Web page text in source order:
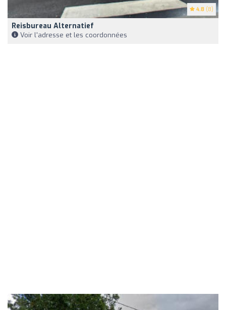
4.8 (8)
Reisbureau Alternatief
Voir l'adresse et les coordonnées